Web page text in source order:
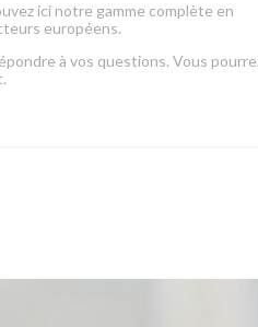
ici notre gamme complète en
européens.
à vos questions. Vous